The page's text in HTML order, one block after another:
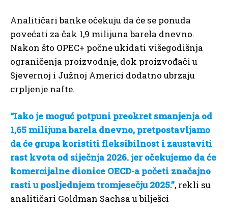
Analitičari banke očekuju da će se ponuda
povećati za čak 1,9 milijuna barela dnevno.
Nakon što OPEC+ počne ukidati višegodišnja
ograničenja proizvodnje, dok proizvođači u
Sjevernoj i Južnoj Americi dodatno ubrzaju
crpljenje nafte.
“Iako je moguć potpuni preokret smanjenja od
1,65 milijuna barela dnevno, pretpostavljamo
da će grupa koristiti fleksibilnost i zaustaviti
rast kvota od siječnja 2026. jer očekujemo da će
komercijalne dionice OECD-a početi značajno
rasti u posljednjem tromjesečju 2025.”, rekli su
analitičari Goldman Sachsa u bilješci